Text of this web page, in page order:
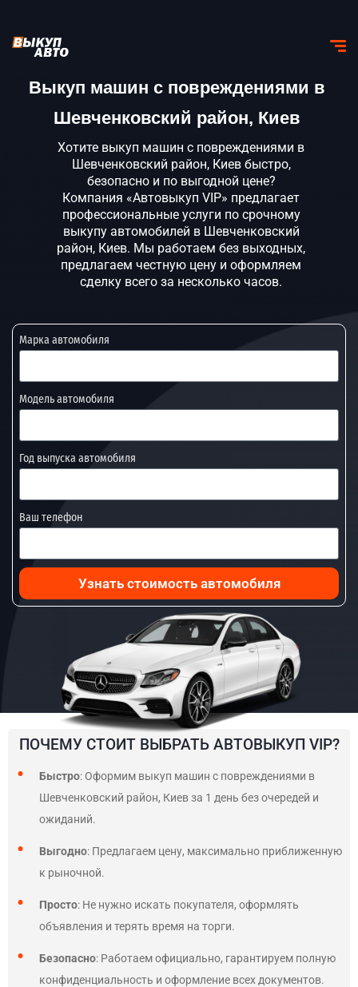
Выкуп машин с повреждениями в
Шевченковский район, Киев
Хотите выкуп машин с повреждениями в
Шевченковский район, Киев быстро,
безопасно и по выгодной цене?
Компания «Автовыкуп VIP» предлагает
профессиональные услуги по срочному
выкупу автомобилей в Шевченковский
район, Киев. Мы работаем без выходных,
предлагаем честную цену и оформляем
сделку всего за несколько часов.
Марка автомобиля
Модель автомобиля
Год выпуска автомобиля
Ваш телефон
Узнать стоимость автомобиля
ПОЧЕМУ СТОИТ ВЫБРАТЬ АВТОВЫКУП VIP?
Быстро: Оформим выкуп машин с повреждениями в
Шевченковский район, Киев за 1 день без очередей и
ожиданий.
Выгодно: Предлагаем цену, максимально приближенную
к рыночной.
Просто: Не нужно искать покупателя, оформлять
объявления и терять время на торги.
Безопасно: Работаем официально, гарантируем полную
конфиденциальность и оформление всех документов.